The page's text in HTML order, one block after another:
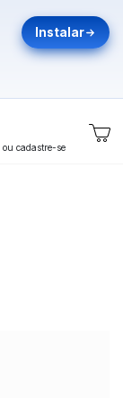
Instalar
ou cadastre-se